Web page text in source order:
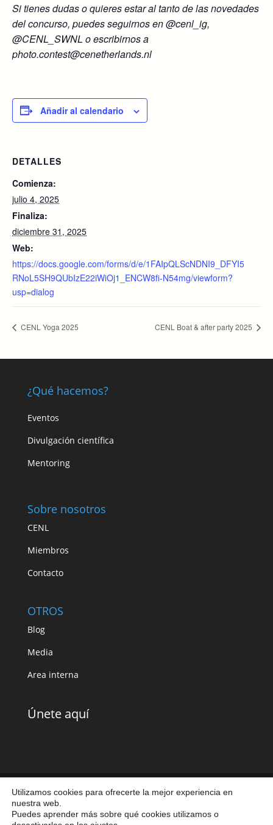
Si tienes dudas o quieres estar al tanto de las novedades
del concurso, puedes seguirnos en @cenl_ig,
@CENL_SWNL o escribirnos a
photo.contest@cenetherlands.nl
Añadir al calendario
DETALLES
Comienza:
julio 4, 2025
Finaliza:
diciembre 31, 2025
Web:
https://docs.google.com/forms/d/e/1FAIpQLScNDNI9_DFYI5
RNoL5SH9QUbIzE22iWiOj1_ENCW8fi-N54mg/viewform?
usp=dialog
CENL Yoga 2025 CENL Boat & after party 2025
¿Qué hacemos?
Eventos
Divulgación científica
Mentoring
Sobre nosotros
CENL
Miembros
Contacto
OTROS
Blog
Media
Area interna
Únete aquí
Aviso legal | Política de cookies |
Utilizamos cookies para ofrecerte la mejor experiencia en
nuestra web.
Puedes aprender más sobre qué cookies utilizamos o